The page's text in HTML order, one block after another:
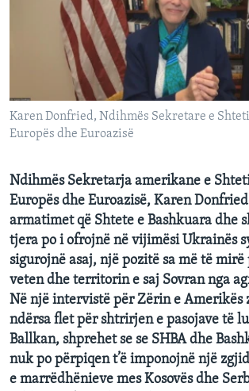
INTERVISTA
DITARI
Karen Donfried, Ndihmës Sekretare e
Europës dhe Euroazisë
Ndihmës Sekretarja amerikane e
Europës dhe Euroazisë, Karen
armatimet që Shtete e Bashkuara dhe
tjera po i ofrojnë në vijimësi Ukrainës
sigurojnë asaj, një pozitë sa më të
veten dhe territorin e saj Sovran nga
Në një intervistë për Zërin e Amerikës
ndërsa flet për shtrirjen e pasojave të
Ballkan, shprehet se se SHBA dhe
nuk po përpiqen t’ë imponojnë një
e marrëdhënieve mes Kosovës dhe